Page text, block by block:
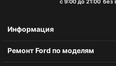
с 9:00 до 21:00 без
Информация
Ремонт Ford по моделям